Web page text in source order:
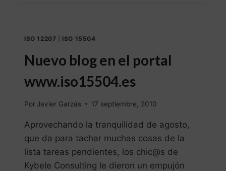
ISO 12207 ISO 15504
Nuevo blog en el portal
www.iso15504.es
Por Javier Garzás 17 septiembre, 2010
Aprovechando la tranquilidad de agosto,
que da para tachar muchas cosas de la
lista tareas pendientes, los chic@s de
Kybele Consulting le dieron un empujón